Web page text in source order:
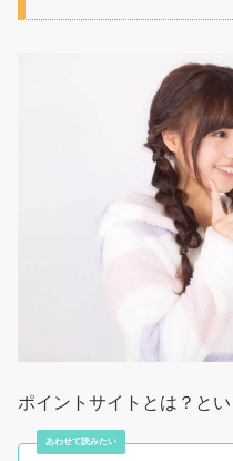
ポイントサイトとは？と